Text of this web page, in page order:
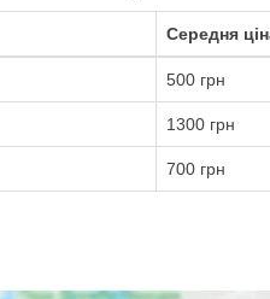
Середня
500 грн
1300 грн
700 грн